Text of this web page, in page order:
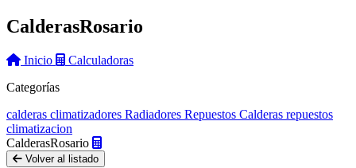
CalderasRosario
Inicio
Calculadoras
Categorías
calderas climatizadores Radiadores Repuestos Calderas repuestos
climatizacion
CalderasRosario
Volver al listado